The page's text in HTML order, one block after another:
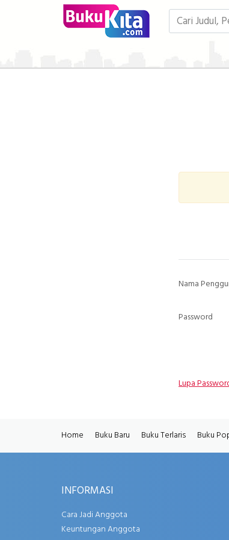
Nama
Password
Lupa
Home Buku Baru Buku Terlaris Buku
INFORMASI
Cara Jadi Anggota
Keuntungan Anggota